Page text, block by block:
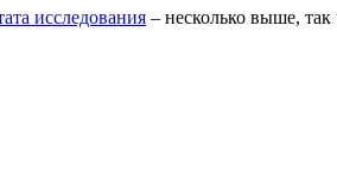
исследования – несколько выше, так